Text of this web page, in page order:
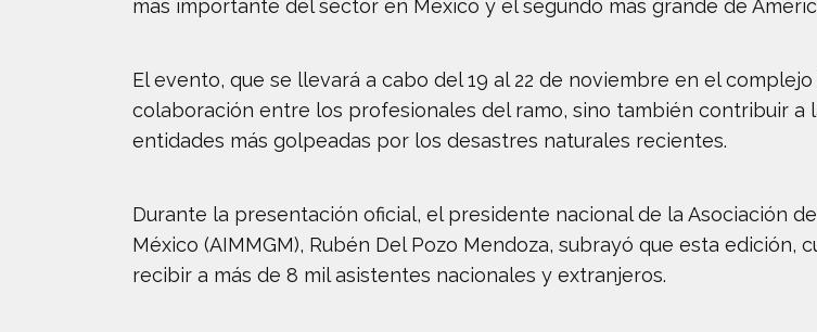
más importante del sector en México y el segundo más grande de
El evento, que se llevará a cabo del 19 al 22 de noviembre en el
colaboración entre los profesionales del ramo, sino también contribuir a
entidades más golpeadas por los desastres naturales recientes.
Durante la presentación oficial, el presidente nacional de la Asociación
México (AIMMGM), Rubén Del Pozo Mendoza, subrayó que esta edición,
recibir a más de 8 mil asistentes nacionales y extranjeros.